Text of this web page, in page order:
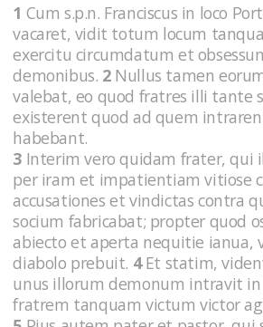
1 Cum s.p.n. Franciscus in loco
vacaret, vidit totum locum
exercitu circumdatum et
demonibus. 2Nullus tamen
valebat, eo quod fratres illi tante
existerent quod ad quem
habebant.
3 Interim vero quidam frater, qui
per iram et impatientiam vitiose
accusationes et vindictas contra
socium fabricabat; propter quod
abiecto et aperta nequitie ianua,
diabolo prebuit. 4Et statim,
unus illorum demonum intravit
fratrem tanquam victum victor